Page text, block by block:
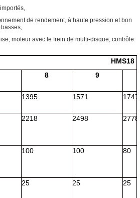
de rendement, à haute pression et bon
moteur avec le frein de multi-disque, contrôle
HMS18
8 9
1395 1571 1747
2218 2498 2778
100 100 80
25 25 25